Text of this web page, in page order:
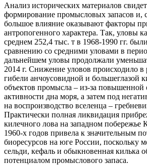
Анализ исторических материалов
формирование промысловых запасов и,
большое влияние оказывают факторы
антропогенного характера. Так, уловы
среднем 252,4 тыс. т в 1968-1990 гг.
сравнению со средними уловами в
дальнейшем уловы продолжали
2014 г. Снижение уловов происходило в
гибели анчоусовидной и большеглазой
объектов промысла – из-за повышенной
активности дна моря, а затем под
на воспроизводство вселенца –
Практически полная ликвидация
килечного лова на западном побережье
1960-х годов привела к значительным
биоресурсов на юге России, поскольку
сельди, кефаль и обыкновенная килька
потенциалом промыслового запаса.